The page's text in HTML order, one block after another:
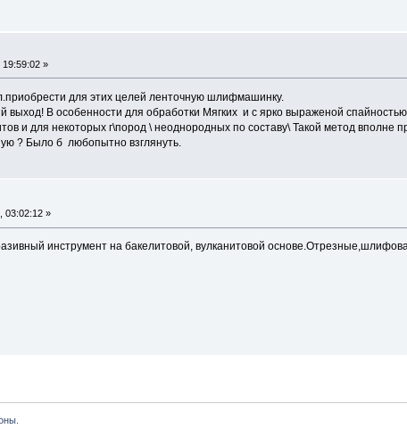
19:59:02 »
для этих целей ленточную шлифмашинку.
выход! В особенности для обработки Мягких и с ярко выраженой спайностью
и для некоторых г\пород \ неоднородных по составу\ Такой метод вполне
? Было б любопытно взглянуть.
03:02:12 »
инструмент на бакелитовой, вулканитовой